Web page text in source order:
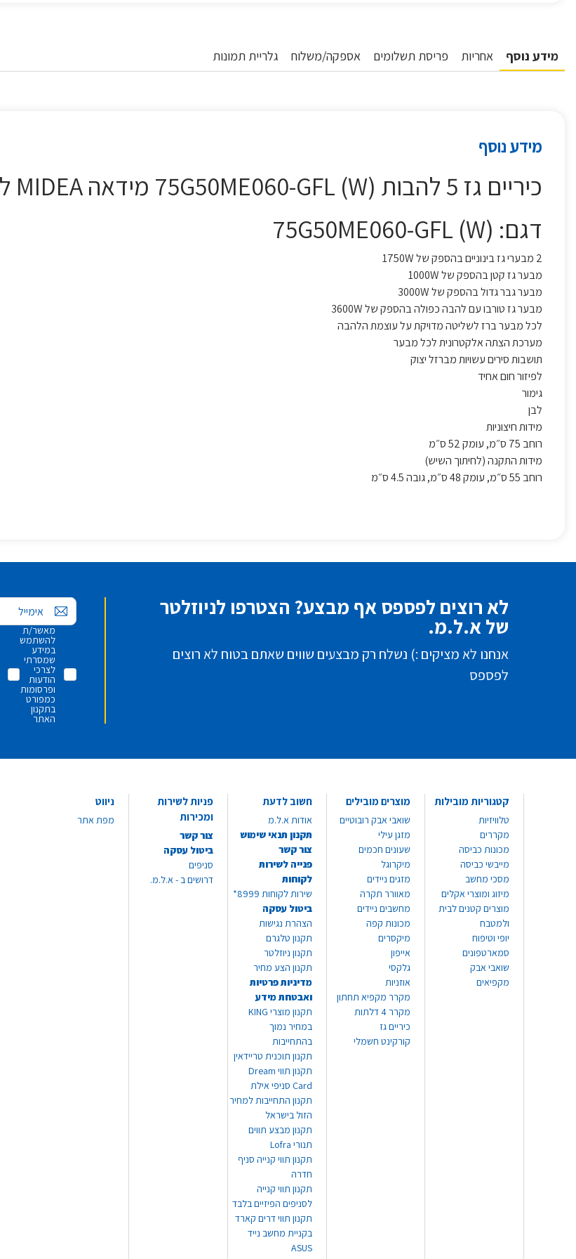
מידע נוסף אחריות פריסת תשלומים אספקה/משלוח גלריית תמונות
מידע נוסף
כיריים גז 5 להבות (75G50ME060-GFL (W מידאה MIDEA לבן
דגם: (75G50ME060-GFL (W
2 מבערי גז בינוניים בהספק של 1750W
מבער גז קטן בהספק של 1000W
מבער גבר גדול בהספק של 3000W
מבער גז טורבו עם להבה כפולה בהספק של 3600W
לכל מבער ברז לשליטה מדויקת על עוצמת הלהבה
מערכת הצתה אלקטרונית לכל מבער
תושבות סירים עשויות מברזל יצוק
לפיזור חום אחיד
גימור
לבן
מידות חיצוניות
רוחב 75 ס״מ, עומק 52 ס״מ
מידות התקנה (לחיתוך השיש)
רוחב 55 ס״מ, עומק 48 ס״מ, גובה 4.5 ס״מ
לא רוצים לפספס אף מבצע? הצטרפו לניוזלטר
של א.ל.מ.
אנחנו לא מציקים :) נשלח רק מבצעים שווים שאתם בטוח לא רוצים
לפספס
אימייל
מאשר/ת
להשתמש
במידע
שמסרתי
לצרכי
הודעות
ופרסומות
כמפורט
בתקנון
האתר
קטגוריות מובילות
טלוויזיות
מקררים
מכונות כביסה
מייבשי כביסה
מסכי מחשב
מיזוג ומוצרי אקלים
מוצרים קטנים לבית
ולמטבח
יופי וטיפוח
סמארטפונים
שואבי אבק
מקפיאים
מוצרים מובילים
שואבי אבק רובוטיים
מזגן עילי
שעונים חכמים
מיקרוגל
מזגים ניידים
מאוורר תקרה
מחשבים ניידים
מכונות קפה
מיקסרים
אייפון
גלקסי
אוזניות
מקרר מקפיא תחתון
מקרר 4 דלתות
כיריים גז
קורקינט חשמלי
חשוב לדעת
אודות א.ל.מ
תקנון תנאי שימוש
צור קשר
פנייה לשירות
לקוחות
שירות לקוחות 8999*
ביטול עסקה
הצהרת נגישות
תקנון טלגרם
תקנון ניוזלטר
תקנון הצע מחיר
מדיניות פרטיות
ואבטחת מידע
תקנון מוצרי KING
במחיר נמוך
בהתחייבות
תקנון תוכנית טריידאין
תקנון תווי Dream
Card סניפי אילת
תקנון התחייבות למחיר
הזול בישראל
תקנון מבצע תווים
תנורי Lofra
תקנון תווי קנייה סניף
חדרה
תקנון תווי קנייה
לסניפים הפיזיים בלבד
תקנון תווי דרים קארד
בקניית מחשב נייד
ASUS
פניות לשירות
ומכירות
צור קשר
ביטול עסקה
סניפים
דרושים ב - א.ל.מ.
ניווט
מפת אתר